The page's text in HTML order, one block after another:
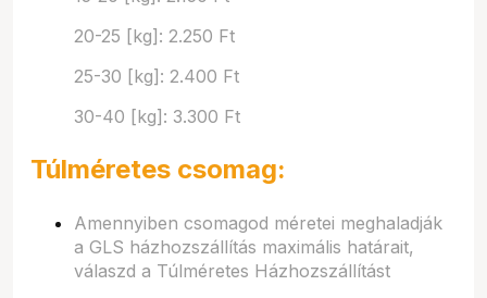
20-25 [kg]: 2.250 Ft
25-30 [kg]: 2.400 Ft
30-40 [kg]: 3.300 Ft
Túlméretes csomag:
Amennyiben csomagod méretei meghaladják
a GLS házhozszállítás maximális határait,
válaszd a Túlméretes Házhozszállítást